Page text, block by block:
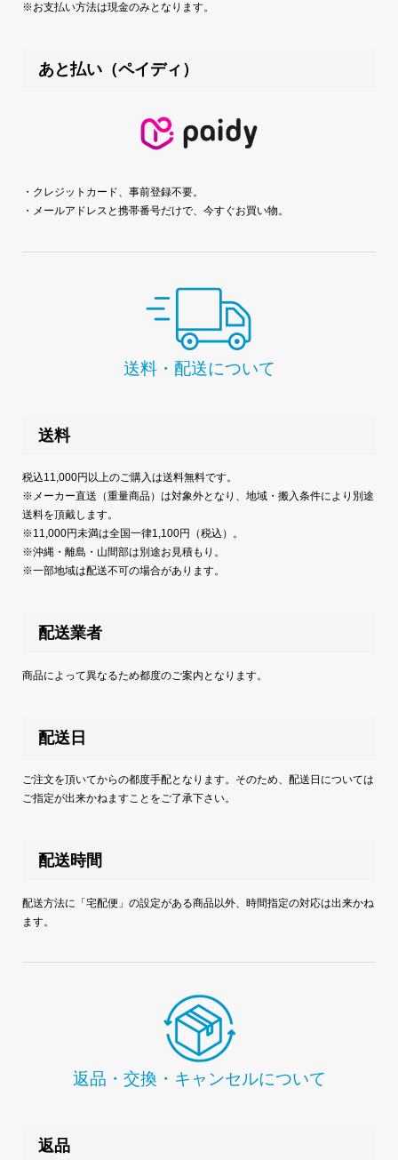
※お支払い方法は現金のみとなります。
あと払い（ペイディ）
・クレジットカード、事前登録不要。
・メールアドレスと携帯番号だけで、今すぐお買い物。
送料・配送について
送料
税込11,000円以上のご購入は送料無料です。
※メーカー直送（重量商品）は対象外となり、地域・搬入条件により別途
送料を頂戴します。
※11,000円未満は全国一律1,100円（税込）。
※沖縄・離島・山間部は別途お見積もり。
※一部地域は配送不可の場合があります。
配送業者
商品によって異なるため都度のご案内となります。
配送日
ご注文を頂いてからの都度手配となります。そのため、配送日については
ご指定が出来かねますことをご了承下さい。
配送時間
配送方法に「宅配便」の設定がある商品以外、時間指定の対応は出来かね
ます。
返品・交換・キャンセルについて
返品